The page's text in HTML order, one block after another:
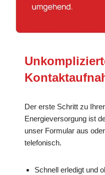
Der erste Schritt zu
Energieversorgung ist
unser Formular aus
telefonisch.
Schnell erledigt und